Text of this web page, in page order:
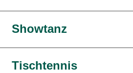
Showtanz
Tischtennis